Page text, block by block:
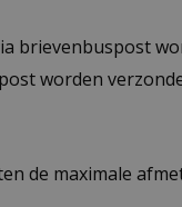
brievenbuspost
worden
de maximale